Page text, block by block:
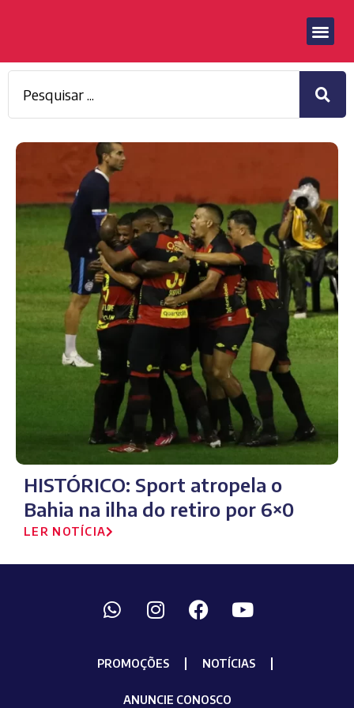
HISTÓRICO: Sport atropela o
Bahia na ilha do retiro por 6×0
LER NOTÍCIA
PROMOÇÕES NOTÍCIAS
ANUNCIE CONOSCO